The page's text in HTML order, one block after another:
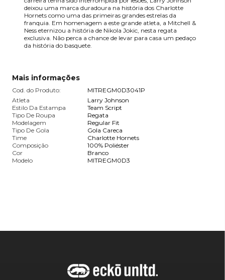
deixou uma marca duradoura na história dos Charlotte
Hornets como uma das primeiras grandes estrelas da
franquia. Em homenagem a este grande atleta, a Mitchell &
Ness eternizou a história de Nikola Jokic, nesta regata
exclusiva. Não perca a chance de levar para casa um pedaço
da história do basquete.
Mais informações
Cod. do Produto:
MITREGM0D3041P
Atleta
Larry Johnson
Estilo Da Estampa
Team Script
Tipo De Roupa
Regata
Modelagem
Regular Fit
Tipo De Gola
Gola Careca
Time
Charlotte Hornets
Composição
100% Poliéster
Cor
Branco
Modelo
MITREGM0D3